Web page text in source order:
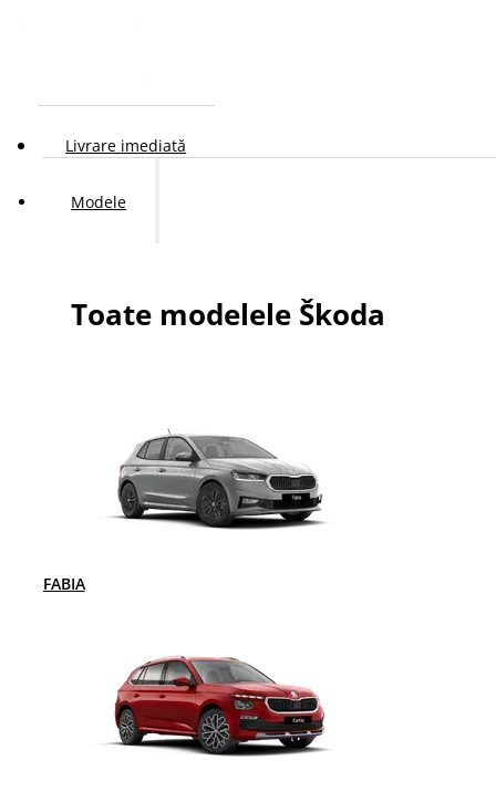
Livrare imediată
Modele
Toate modelele Škoda
FABIA